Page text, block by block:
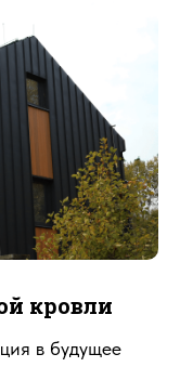
кровли
в будущее